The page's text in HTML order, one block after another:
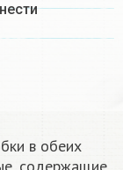
в обеих
содержащие